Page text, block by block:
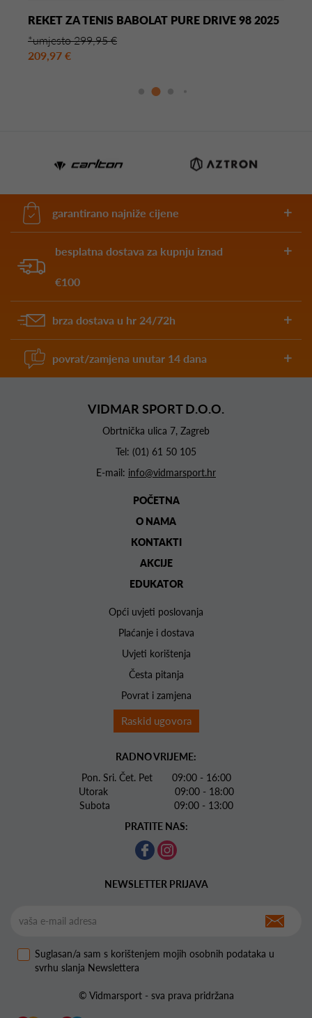
REKET ZA TENIS BABOLAT PURE DRIVE 98 2025
*umjesto 299,95 €
209,97 €
garantirano najniže cijene
besplatna dostava za kupnju iznad
€100
brza dostava u hr 24/72h
povrat/zamjena unutar 14 dana
VIDMAR SPORT D.O.O.
Obrtnička ulica 7, Zagreb
Tel: (01) 61 50 105
E-mail: info@vidmarsport.hr
POČETNA
O NAMA
KONTAKTI
AKCIJE
EDUKATOR
Opći uvjeti poslovanja
Plaćanje i dostava
Uvjeti korištenja
Česta pitanja
Povrat i zamjena
Raskid ugovora
RADNO VRIJEME:
Pon. Sri. Čet. Pet 09:00 - 16:00
Utorak 09:00 - 18:00
Subota 09:00 - 13:00
PRATITE NAS:
NEWSLETTER PRIJAVA
Suglasan/a sam s korištenjem mojih osobnih podataka u
svrhu slanja Newslettera
© Vidmarsport - sva prava pridržana